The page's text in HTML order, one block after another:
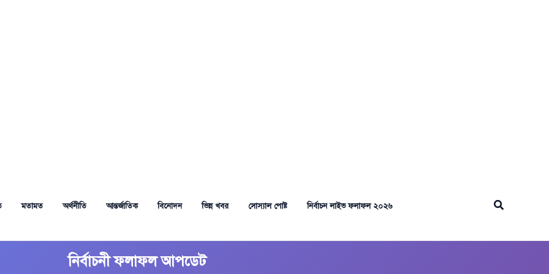
মতামত অর্থনীতি আন্তর্জাতিক বিনোদন ভিন্ন খবর সোস্যাল পোষ্ট নির্বাচন লাইভ ফলাফল ২০২৬ Search
নির্বাচনী ফলাফল আপডেট